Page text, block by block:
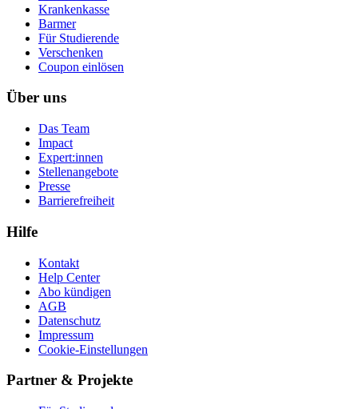
Krankenkasse
Barmer
Für Studierende
Ver­schen­ken
Coupon einlösen
Über uns
Das Team
Impact
Expert:innen
Stellenangebote
Presse
Barrierefreiheit
Hilfe
Kontakt
Help Center
Abo kündigen
AGB
Datenschutz
Impressum
Cookie-Einstellungen
Partner & Projekte